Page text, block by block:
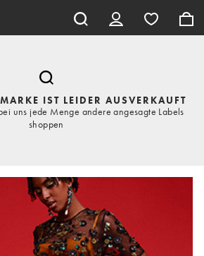
IST LEIDER AUSVERKAUFT
uns jede Menge andere angesagte Labels
shoppen